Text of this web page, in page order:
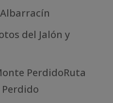
del Jalón y
PerdidoRuta